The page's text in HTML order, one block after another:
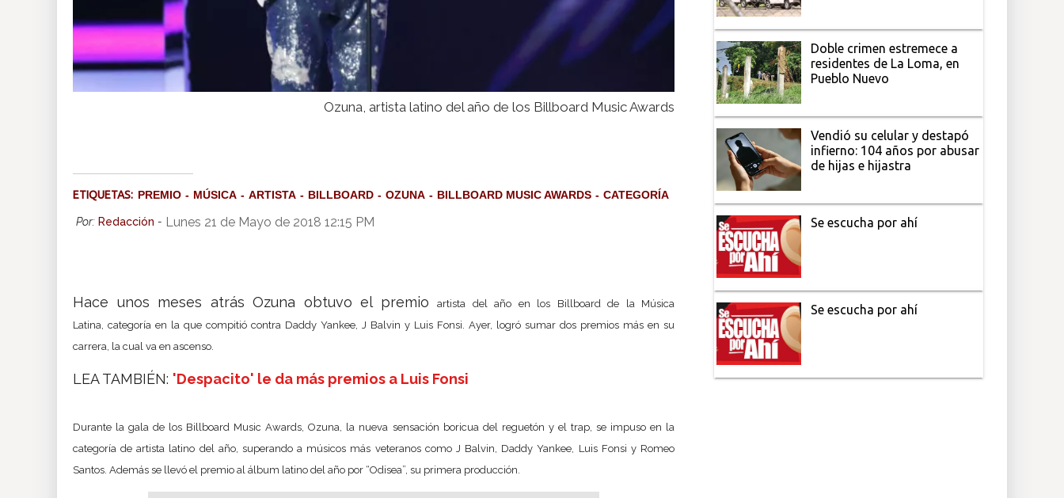
Ozuna, artista latino del año de los Billboard Music Awards
ETIQUETAS: PREMIO MÚSICA ARTISTA BILLBOARD OZUNA BILLBOARD MUSIC AWARDS CATEGORÍA
Por: Redacción - Lunes 21 de Mayo de 2018 12:15 PM
Hace unos meses atrás Ozuna obtuvo el premio artista del año en los Billboard de la Música
Latina, categoría en la que compitió contra Daddy Yankee, J Balvin y Luis Fonsi. Ayer, logró sumar dos premios más en su
carrera, la cual va en ascenso.
LEA TAMBIÉN: 'Despacito' le da más premios a Luis Fonsi
Durante la gala de los Billboard Music Awards, Ozuna, la nueva sensación boricua del reguetón y el trap, se impuso en la
categoría de artista latino del año, superando a músicos más veteranos como J Balvin, Daddy Yankee, Luis Fonsi y Romeo
Santos. Además se llevó el premio al álbum latino del año por “Odisea”, su primera producción.
Doble crimen estremece a
residentes de La Loma, en
Pueblo Nuevo
Vendió su celular y destapó
infierno: 104 años por abusar
de hijas e hijastra
Se escucha por ahí
Se escucha por ahí